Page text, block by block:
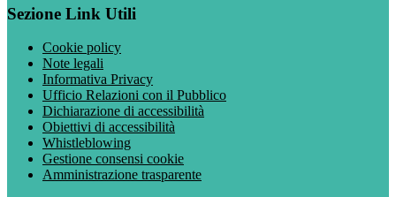
Sezione Link Utili
Cookie policy
Note legali
Informativa Privacy
Ufficio Relazioni con il Pubblico
Dichiarazione di accessibilità
Obiettivi di accessibilità
Whistleblowing
Gestione consensi cookie
Amministrazione trasparente